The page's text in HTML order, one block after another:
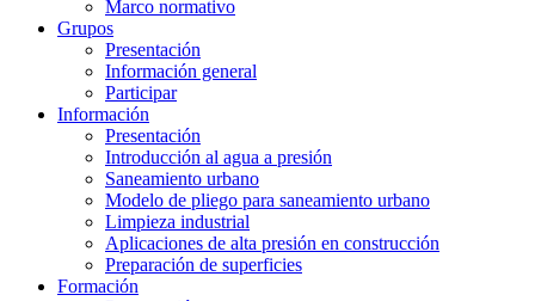
Marco normativo
Grupos
Presentación
Información general
Participar
Información
Presentación
Introducción al agua a presión
Saneamiento urbano
Modelo de pliego para saneamiento urbano
Limpieza industrial
Aplicaciones de alta presión en construcción
Preparación de superficies
Formación